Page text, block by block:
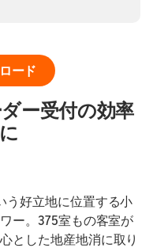
ード
ー受付の効率
う好立地に位置する小
ー。375室もの客室が
とした地産地消に取り